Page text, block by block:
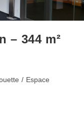
– 344 m²
/ Espace